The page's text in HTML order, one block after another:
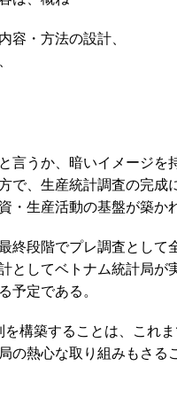
容・方法の設計、
言うか、暗いイメージ
で、生産統計調査の完
・生産活動の基盤が築か
終段階でプレ調査として
としてベトナム統計局
予定である。
構築することは、これ
の熱心な取り組みもさ